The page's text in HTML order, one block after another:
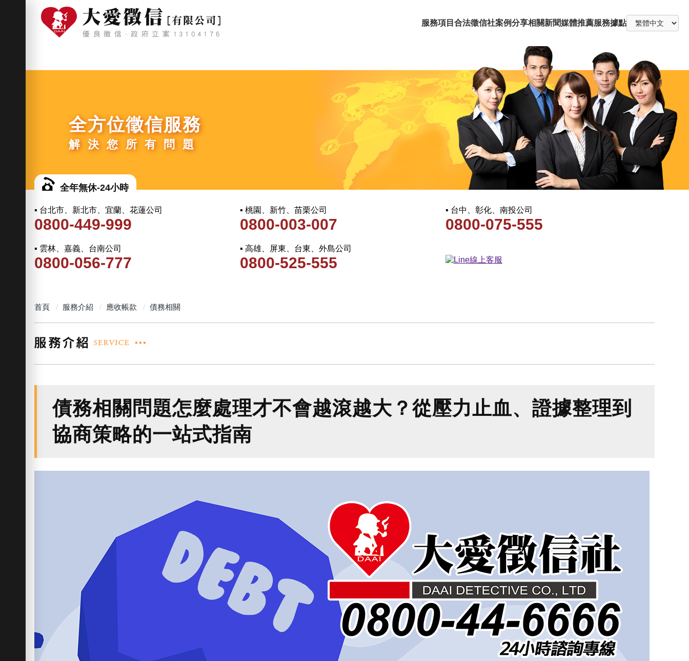
服務項目 合法徵信社案例分享相關新聞媒體推薦服務據點
全方位徵信服務
解決您所有問題
全年無休-24小時
▪ 台北市、新北市、宜蘭、花蓮公司
0800-449-999
▪ 桃園、新竹、苗栗公司
0800-003-007
▪ 台中、彰化、南投公司
0800-075-555
▪ 雲林、嘉義、台南公司
0800-056-777
▪ 高雄、屏東、台東、外島公司
0800-525-555
首頁 服務介紹 應收帳款 債務相關
債務相關問題怎麼處理才不會越滾越大？從壓力止血、證據整理到
協商策略的一站式指南